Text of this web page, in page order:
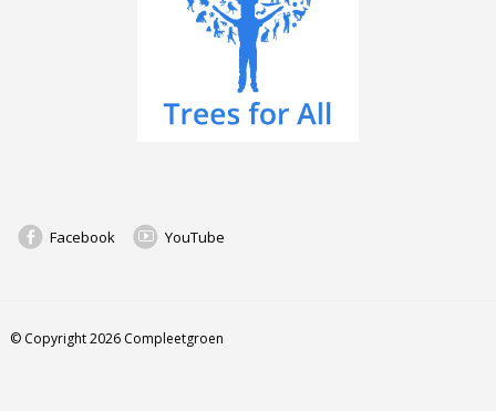
Facebook YouTube
© Copyright 2026 Compleetgroen